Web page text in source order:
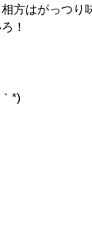
方はがっつり
！
*)